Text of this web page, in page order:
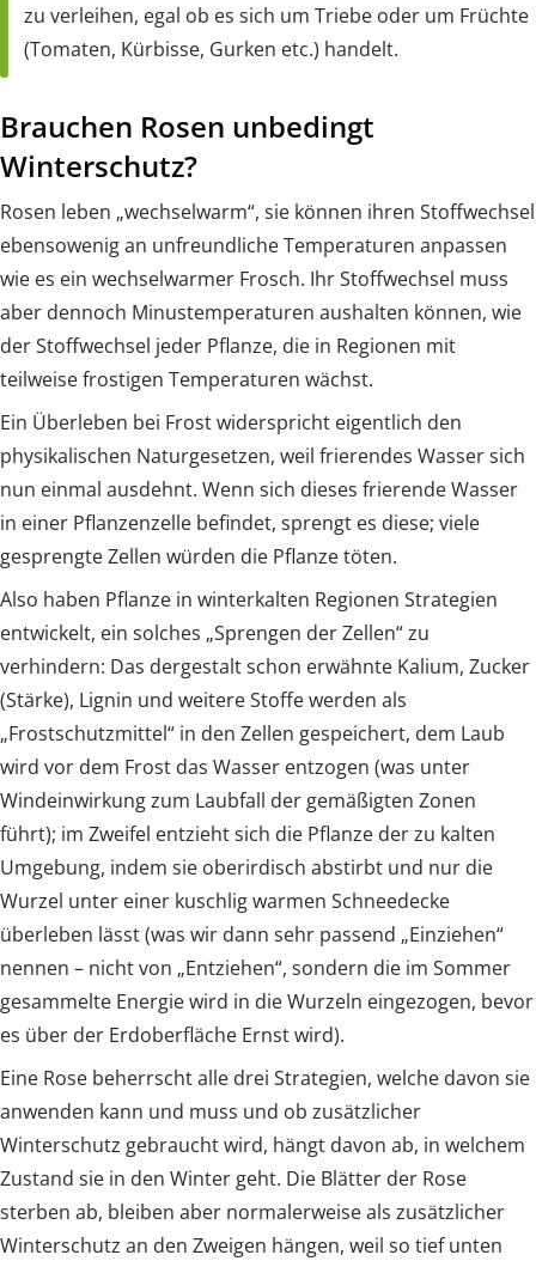
zu verleihen, egal ob es sich um Triebe oder um Früchte
(Tomaten, Kürbisse, Gurken etc.) handelt.
Brauchen Rosen unbedingt
Winterschutz?
Rosen leben „wechselwarm“, sie können ihren Stoffwechsel
ebensowenig an unfreundliche Temperaturen anpassen
wie es ein wechselwarmer Frosch. Ihr Stoffwechsel muss
aber dennoch Minustemperaturen aushalten können, wie
der Stoffwechsel jeder Pflanze, die in Regionen mit
teilweise frostigen Temperaturen wächst.
Ein Überleben bei Frost widerspricht eigentlich den
physikalischen Naturgesetzen, weil frierendes Wasser sich
nun einmal ausdehnt. Wenn sich dieses frierende Wasser
in einer Pflanzenzelle befindet, sprengt es diese; viele
gesprengte Zellen würden die Pflanze töten.
Also haben Pflanze in winterkalten Regionen Strategien
entwickelt, ein solches „Sprengen der Zellen“ zu
verhindern: Das dergestalt schon erwähnte Kalium, Zucker
(Stärke), Lignin und weitere Stoffe werden als
„Frostschutzmittel“ in den Zellen gespeichert, dem Laub
wird vor dem Frost das Wasser entzogen (was unter
Windeinwirkung zum Laubfall der gemäßigten Zonen
führt); im Zweifel entzieht sich die Pflanze der zu kalten
Umgebung, indem sie oberirdisch abstirbt und nur die
Wurzel unter einer kuschlig warmen Schneedecke
überleben lässt (was wir dann sehr passend „Einziehen“
nennen – nicht von „Entziehen“, sondern die im Sommer
gesammelte Energie wird in die Wurzeln eingezogen, bevor
es über der Erdoberfläche Ernst wird).
Eine Rose beherrscht alle drei Strategien, welche davon sie
anwenden kann und muss und ob zusätzlicher
Winterschutz gebraucht wird, hängt davon ab, in welchem
Zustand sie in den Winter geht. Die Blätter der Rose
sterben ab, bleiben aber normalerweise als zusätzlicher
Winterschutz an den Zweigen hängen, weil so tief unten